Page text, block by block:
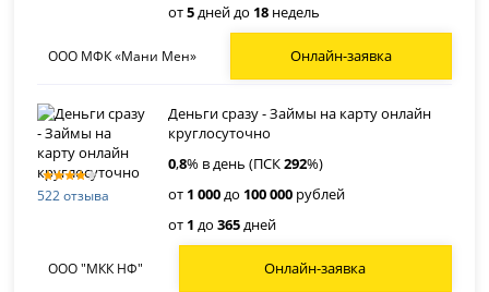
от5дней до 18 недель
ООО МФК «Мани Мен» Онлайн-заявка
522 отзыва
Деньги сразу - Займы на карту онлайн
круглосуточно
0,8% в день (ПСК292%)
от 1 000до 100 000 рублей
от 1 до365дней
ООО "МКК НФ" Онлайн-заявка